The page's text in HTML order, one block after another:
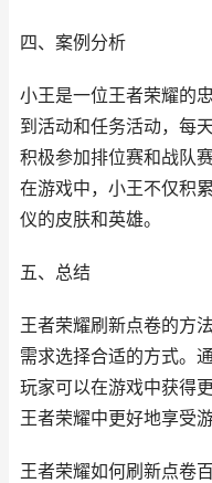
四、案例分析
小王是一位王者荣耀的
到活动和任务活动，每
积极参加排位赛和战队
在游戏中，小王不仅积
仪的皮肤和英雄。
五、总结
王者荣耀刷新点卷的方
需求选择合适的方式。
玩家可以在游戏中获得
王者荣耀中更好地享受游
王者荣耀如何刷新点卷